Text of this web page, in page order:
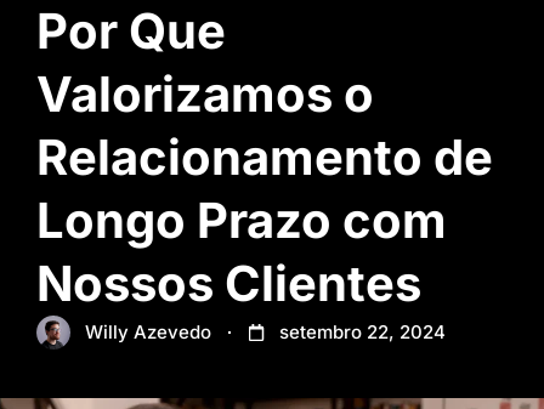
Por Que
Valorizamos o
Relacionamento de
Longo Prazo com
Nossos Clientes
Willy Azevedo setembro 22, 2024